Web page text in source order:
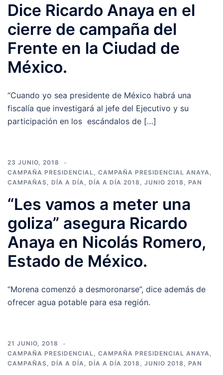
Dice Ricardo Anaya en el
cierre de campaña del
Frente en la Ciudad de
México.
“Cuando yo sea presidente de México habrá una
fiscalía que investigará al jefe del Ejecutivo y su
participación en los escándalos de […]
23 JUNIO, 2018
CAMPAÑA PRESIDENCIAL, CAMPAÑA PRESIDENCIAL ANAYA,
CAMPAÑAS, DÍA A DÍA, DÍA A DÍA 2018 , JUNIO 2018 , PAN
“Les vamos a meter una
goliza” asegura Ricardo
Anaya en Nicolás Romero,
Estado de México.
“Morena comenzó a desmoronarse”, dice además de
ofrecer agua potable para esa región.
21 JUNIO, 2018
CAMPAÑA PRESIDENCIAL, CAMPAÑA PRESIDENCIAL ANAYA,
CAMPAÑAS, DÍA A DÍA, DÍA A DÍA 2018 , JUNIO 2018 , PAN